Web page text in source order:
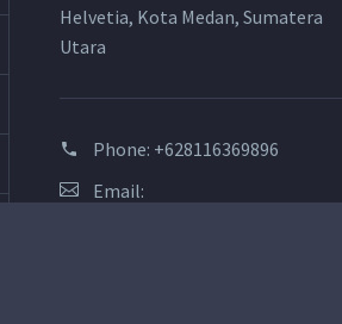
Helvetia, Kota Medan, Sumatera
Utara
Phone: +628116369896
Email: